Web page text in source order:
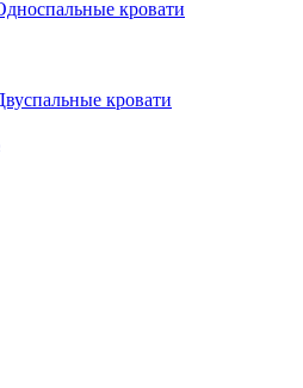
кровати
кровати